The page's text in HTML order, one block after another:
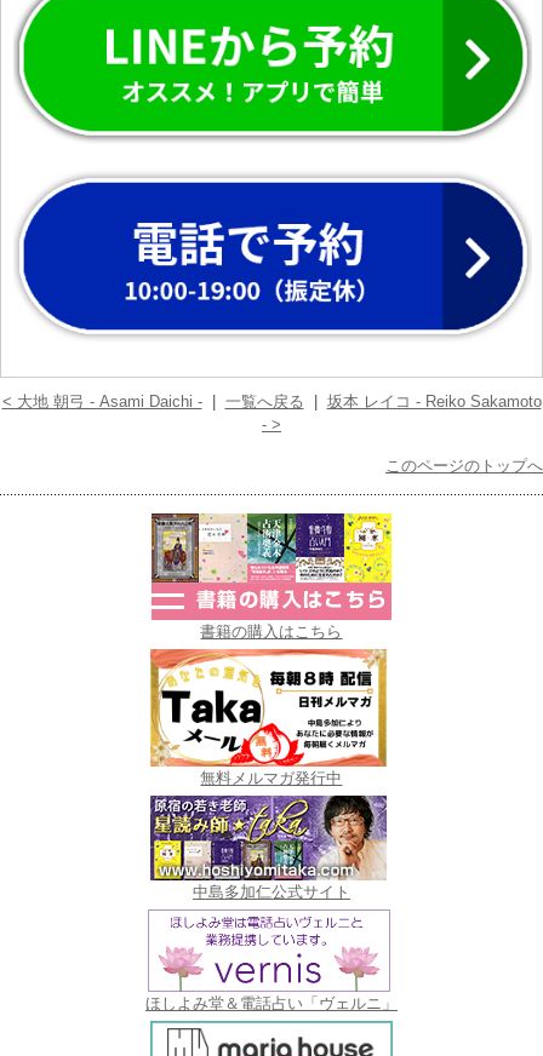
< 大地 朝弓 - Asami Daichi -| 一覧へ戻る
坂本 レイコ - Reiko Sakamoto
- >
このページのトップへ
書籍の購入はこちら
無料メルマガ発行中
中島多加仁公式サイト
ほしよみ堂＆電話占い「ヴェルニ」